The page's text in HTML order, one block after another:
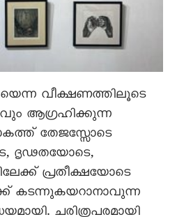
വീക്ഷണത്തിലൂടെ
ആഗ്രഹിക്കുന്ന
തേജസ്സോടെ
ദൃഢതയോടെ,
പ്രതീക്ഷയോടെ
കടന്നുകയറാനാവുന്ന